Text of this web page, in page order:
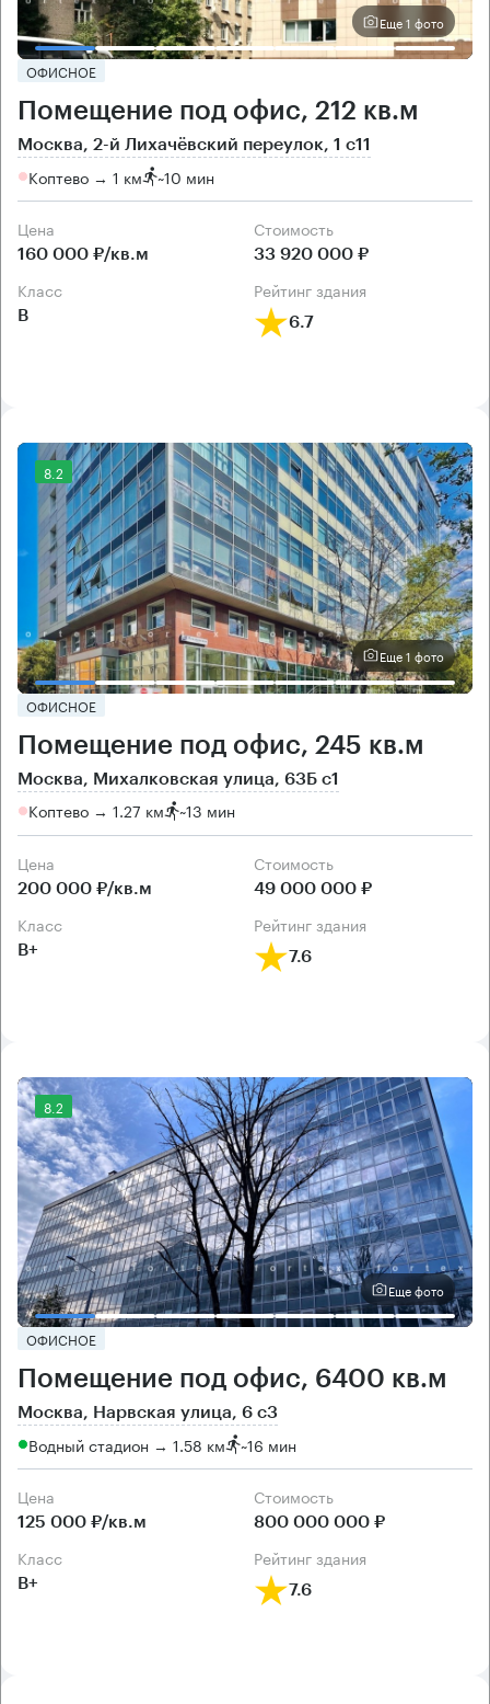
Еще 1 фото
ОФИСНОЕ
Помещение под офис, 212 кв.м
Москва, 2-й Лихачёвский переулок, 1 с11
Коптево → 1 км ~10 мин
Цена
160 000 ₽/кв.м
Cтоимость
33 920 000 ₽
класс
B
рейтинг здания
6.7
8.2
Еще 1 фото
ОФИСНОЕ
Помещение под офис, 245 кв.м
Москва, Михалковская улица, 63Б с1
Коптево → 1.27 км ~13 мин
Цена
200 000 ₽/кв.м
Cтоимость
49 000 000 ₽
класс
B+
рейтинг здания
7.6
8.2
Еще фото
ОФИСНОЕ
Помещение под офис, 6400 кв.м
Москва, Нарвская улица, 6 с3
Водный стадион → 1.58 км ~16 мин
Цена
125 000 ₽/кв.м
Cтоимость
800 000 000 ₽
класс
B+
рейтинг здания
7.6